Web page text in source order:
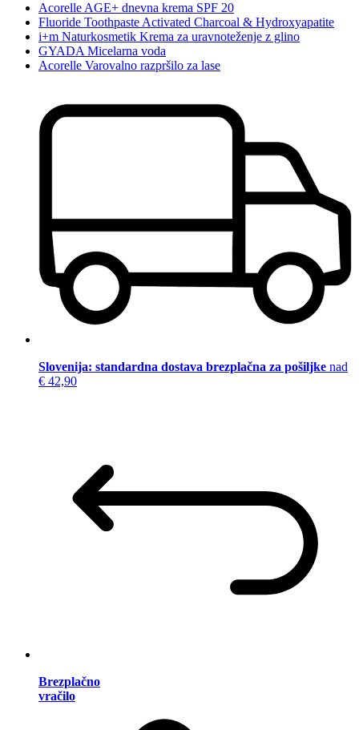
Acorelle AGE+ dnevna krema SPF 20
Fluoride Toothpaste Activated Charcoal & Hydroxyapatite
i+m Naturkosmetik Krema za uravnoteženje z glino
GYADA Micelarna voda
Acorelle Varovalno razpršilo za lase
Slovenija: standardna dostava brezplačna za pošiljke nad
€ 42,90
Brezplačno
vračilo